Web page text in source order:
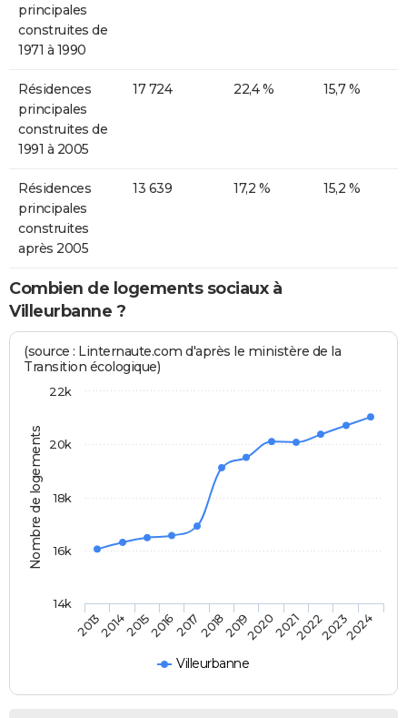
principales
construites de
1971 à 1990
Résidences
principales
construites de
1991 à 2005
17 724 22,4 % 15,7 %
Résidences
principales
construites
après 2005
13 639 17,2 % 15,2 %
Combien de logements sociaux à
Villeurbanne ?
Nombre de logements
(source : Linternaute.com d'après le ministère de la
Transition écologique)
Villeurbanne
201320142015201620172018201920202021202220232024
14k
16k
18k
20k
22k